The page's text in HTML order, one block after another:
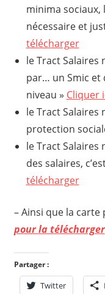
minima sociaux,
nécessaire et
télécharger
le Tract Salaires
par… un Smic et
niveau » Cliquer
le Tract Salaires
protection
le Tract Salaires
des salaires,
télécharger
– Ainsi que la carte
pour la télécharger
Partager :
Twitter